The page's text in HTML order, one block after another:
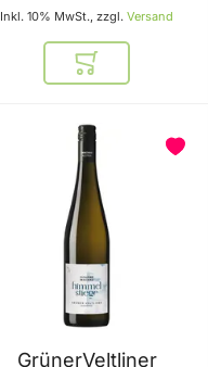
Inkl. 10% MwSt., zzgl. Versand
In den
GrünerVeltliner